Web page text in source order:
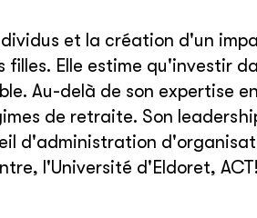
et la création d'un
Elle estime qu'investir
Au-delà de son expertise
de retraite. Son
d'administration
l'Université d'Eldoret,